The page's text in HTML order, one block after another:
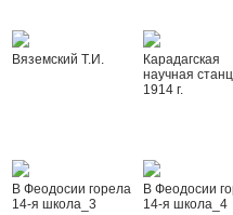
Вяземский Т.И.
Карадагская
научная
1914 г.
В Феодосии горела
14-я школа_3
В Феодосии
14-я школа_4